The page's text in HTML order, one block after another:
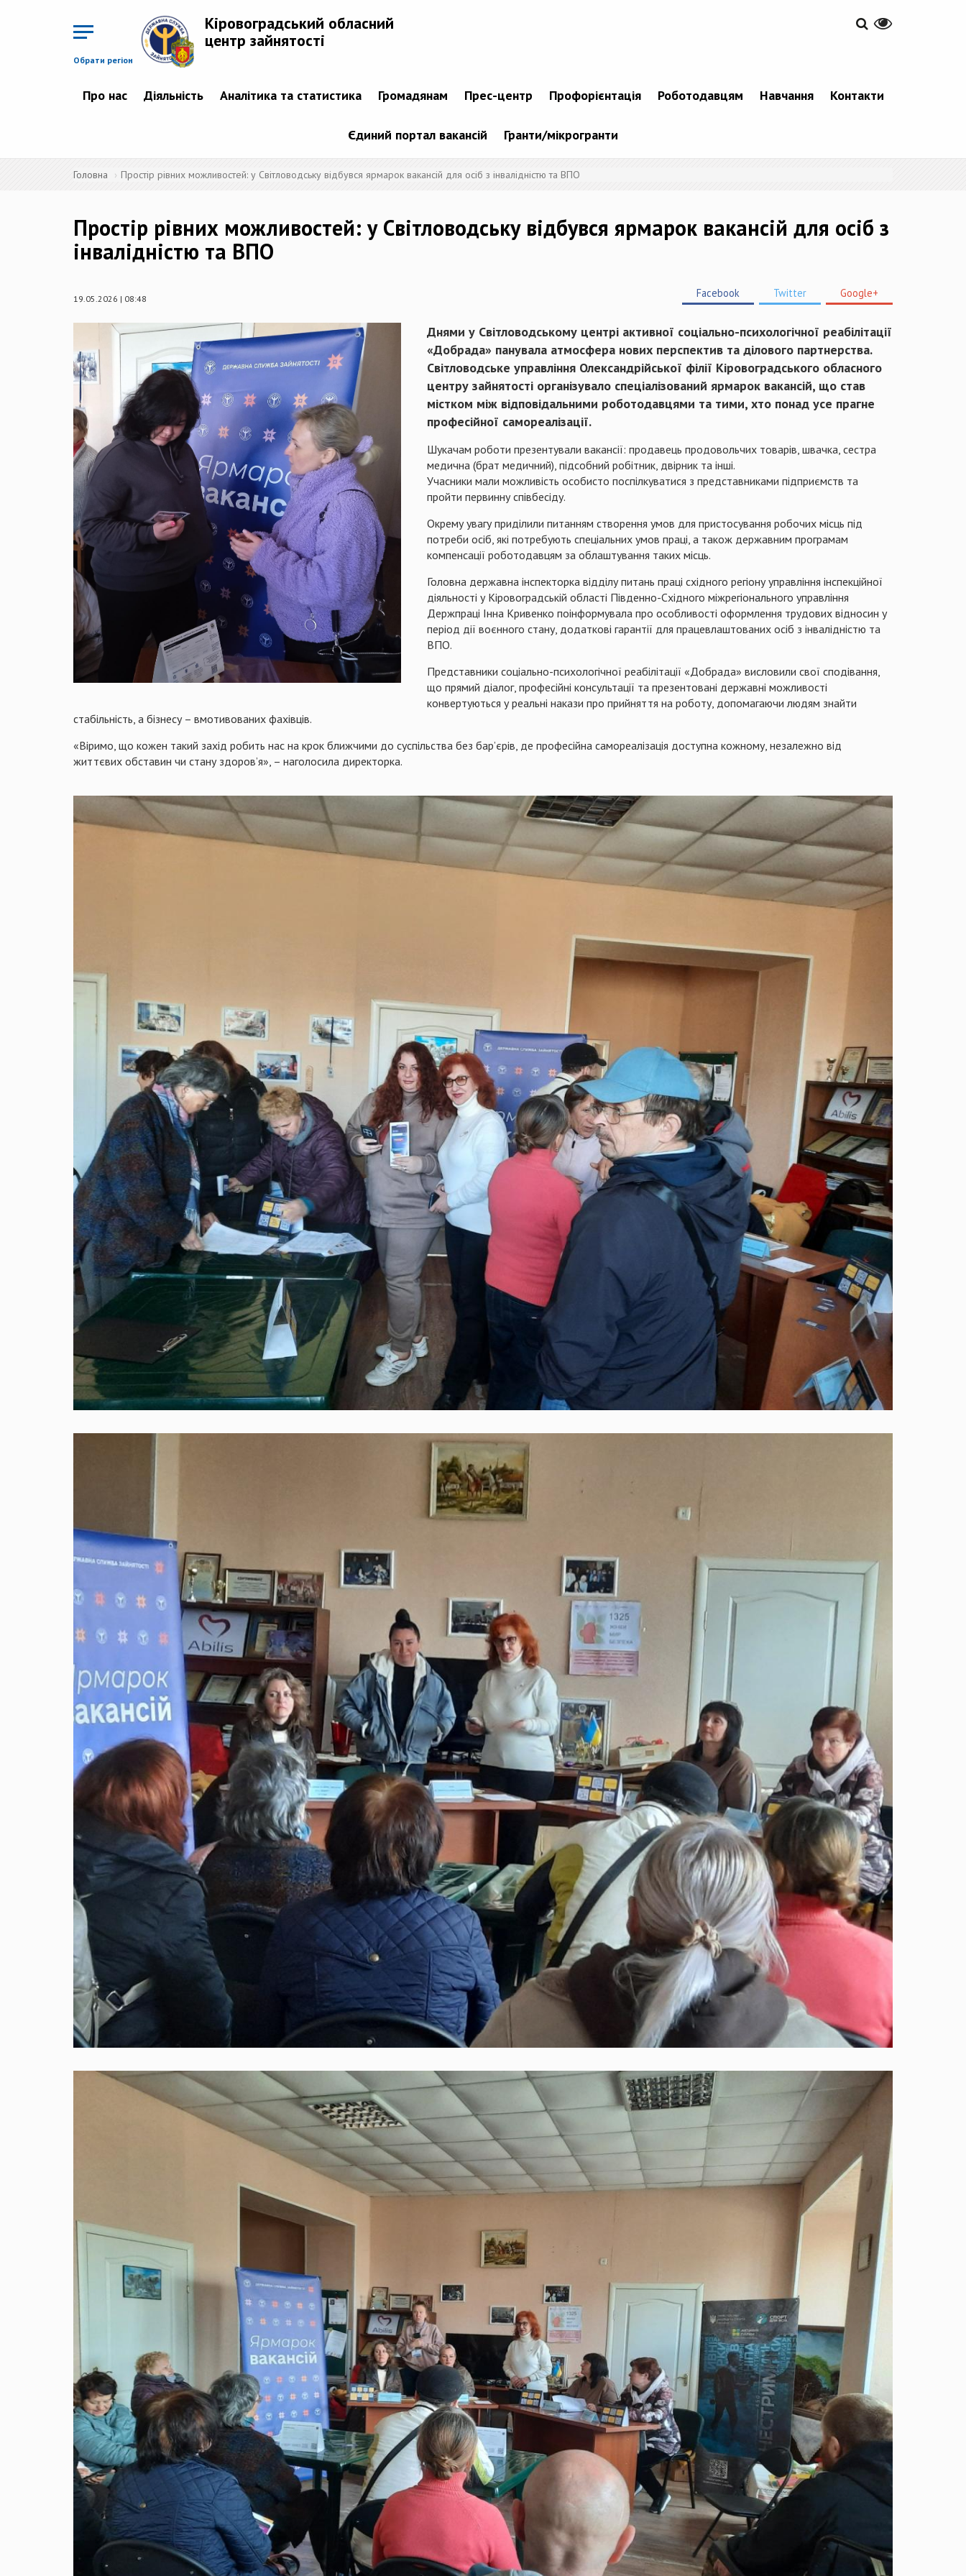
Обрати регіон
Кіровоградський обласний
центр зайнятості
Про нас Діяльність Аналітика та статистика Громадянам Прес-центр Профорієнтація Роботодавцям Навчання Контакти
Єдиний портал вакансій Гранти/мікрогранти
Головна Простір рівних можливостей: у Світловодську відбувся ярмарок вакансій для осіб з інвалідністю та ВПО
Простір рівних можливостей: у Світловодську відбувся ярмарок вакансій для осіб з
інвалідністю та ВПО
19.05.2026 | 08:48 Facebook Twitter Google+
Днями у Світловодському центрі активної соціально-психологічної реабілітації
«Добрада» панувала атмосфера нових перспектив та ділового партнерства.
Світловодське управління Олександрійської філії Кіровоградського обласного
центру зайнятості організувало спеціалізований ярмарок вакансій, що став
містком між відповідальними роботодавцями та тими, хто понад усе прагне
професійної самореалізації.
Шукачам роботи презентували вакансії: продавець продовольчих товарів, швачка, сестра
медична (брат медичний), підсобний робітник, двірник та інші.
Учасники мали можливість особисто поспілкуватися з представниками підприємств та
пройти первинну співбесіду.
Окрему увагу приділили питанням створення умов для пристосування робочих місць під
потреби осіб, які потребують спеціальних умов праці, а також державним програмам
компенсації роботодавцям за облаштування таких місць.
Головна державна інспекторка відділу питань праці східного регіону управління інспекційної
діяльності у Кіровоградській області Південно-Східного міжрегіонального управління
Держпраці Інна Кривенко поінформувала про особливості оформлення трудових відносин у
період дії воєнного стану, додаткові гарантії для працевлаштованих осіб з інвалідністю та
ВПО.
Представники соціально-психологічної реабілітації «Добрада» висловили свої сподівання,
що прямий діалог, професійні консультації та презентовані державні можливості
конвертуються у реальні накази про прийняття на роботу, допомагаючи людям знайти
стабільність, а бізнесу – вмотивованих фахівців.
«Віримо, що кожен такий захід робить нас на крок ближчими до суспільства без бар’єрів, де професійна самореалізація доступна кожному, незалежно від
життєвих обставин чи стану здоров’я», – наголосила директорка.